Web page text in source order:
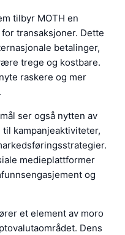
tilbyr MOTH en
transaksjoner. Dette
betalinger,
trege og kostbare.
raskere og mer
ser også nytten av
til kampanjeaktiviteter,
medieplattformer
og
et element av moro
Dens